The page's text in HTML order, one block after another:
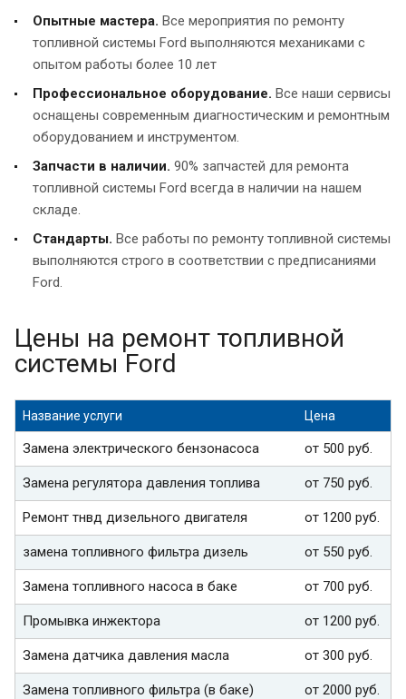
Опытные мастера. Все мероприятия по ремонту
топливной системы Ford выполняются механиками с
опытом работы более 10 лет
Профессиональное оборудование. Все наши сервисы
оснащены современным диагностическим и ремонтным
оборудованием и инструментом.
Запчасти в наличии. 90% запчастей для ремонта
топливной системы Ford всегда в наличии на нашем
складе.
Стандарты. Все работы по ремонту топливной системы
выполняются строго в соответствии с предписаниями
Ford.
Цены на ремонт топливной
системы Ford
Название услуги Цена
Замена электрического бензонасоса от 500 руб.
Замена регулятора давления топлива от 750 руб.
Ремонт тнвд дизельного двигателя от 1200 руб.
замена топливного фильтра дизель от 550 руб.
Замена топливного насоса в баке от 700 руб.
Промывка инжектора от 1200 руб.
Замена датчика давления масла от 300 руб.
Замена топливного фильтра (в баке) от 2000 руб.